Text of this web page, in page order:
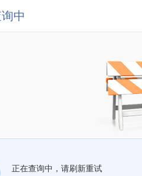
中
正在查询中，请刷新重试